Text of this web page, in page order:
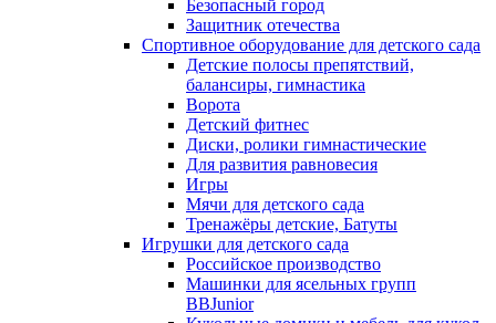
Безопасный город
Защитник отечества
Спортивное оборудование для детского сада
Детские полосы препятствий,
балансиры, гимнастика
Ворота
Детский фитнес
Диски, ролики гимнастические
Для развития равновесия
Игры
Мячи для детского сада
Тренажёры детские, Батуты
Игрушки для детского сада
Российское производство
Машинки для ясельных групп
BBJunior